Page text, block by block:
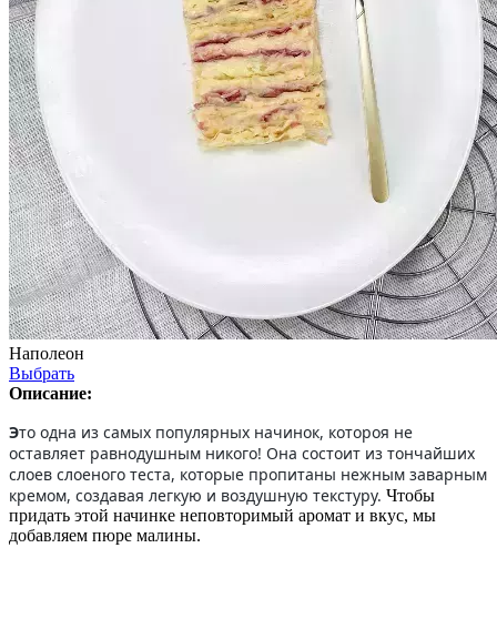
Наполеон
Выбрать
Описание:
Это одна из самых популярных начинок, котороя не
оставляет равнодушным никого! Она состоит из тончайших
слоев слоеного теста, которые пропитаны нежным заварным
кремом, создавая легкую и воздушную текстуру. Чтобы
придать этой начинке неповторимый аромат и вкус, мы
добавляем пюре малины.